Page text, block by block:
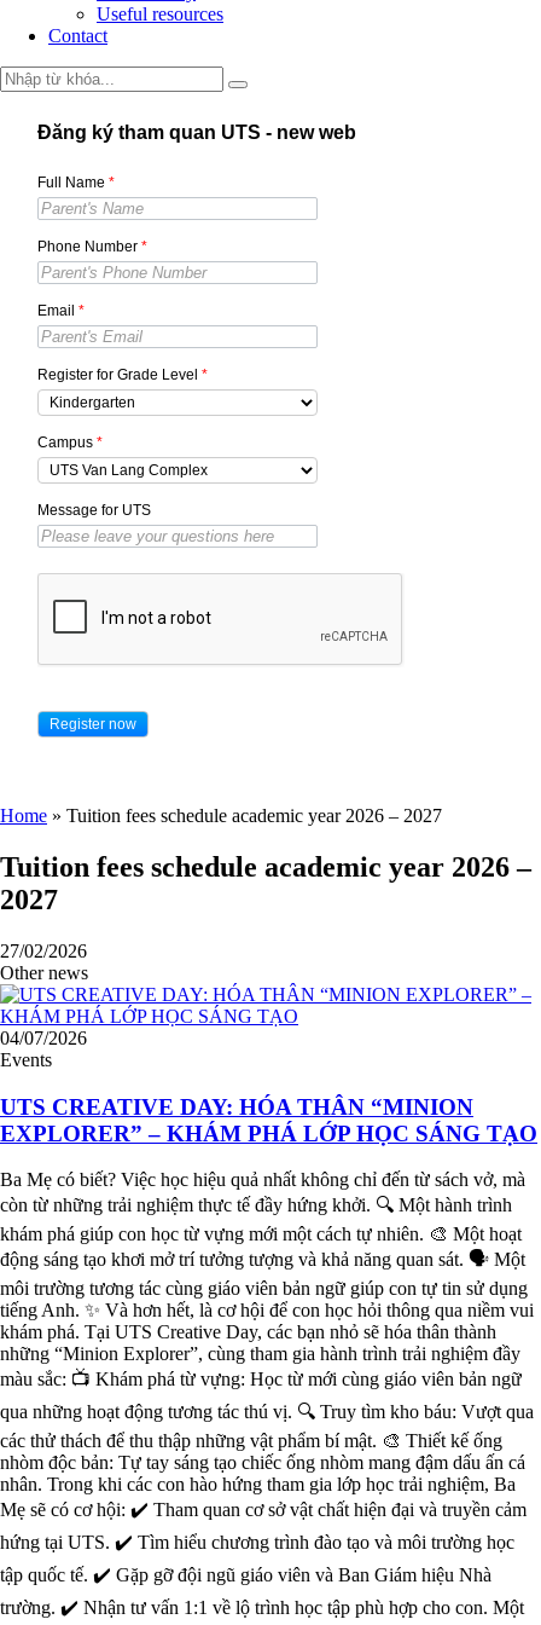
Useful resources
Contact
Đăng ký tham quan UTS - new web
Full Name *
Phone Number *
Email *
Register for Grade Level *
Campus *
Message for UTS
Home » Tuition fees schedule academic year 2026 – 2027
Tuition fees schedule academic year 2026 –
2027
27/02/2026
Other news
04/07/2026
Events
UTS CREATIVE DAY: HÓA THÂN “MINION
EXPLORER” – KHÁM PHÁ LỚP HỌC SÁNG TẠO
Ba Mẹ có biết? Việc học hiệu quả nhất không chỉ đến từ sách vở, mà
còn từ những trải nghiệm thực tế đầy hứng khởi. 🔍 Một hành trình
khám phá giúp con học từ vựng mới một cách tự nhiên. 🎨 Một hoạt
động sáng tạo khơi mở trí tưởng tượng và khả năng quan sát. 🗣️ Một
môi trường tương tác cùng giáo viên bản ngữ giúp con tự tin sử dụng
tiếng Anh. ✨ Và hơn hết, là cơ hội để con học hỏi thông qua niềm vui
khám phá. Tại UTS Creative Day, các bạn nhỏ sẽ hóa thân thành
những “Minion Explorer”, cùng tham gia hành trình trải nghiệm đầy
màu sắc: 📺 Khám phá từ vựng: Học từ mới cùng giáo viên bản ngữ
qua những hoạt động tương tác thú vị. 🔍 Truy tìm kho báu: Vượt qua
các thử thách để thu thập những vật phẩm bí mật. 🎨 Thiết kế ống
nhòm độc bản: Tự tay sáng tạo chiếc ống nhòm mang đậm dấu ấn cá
nhân. Trong khi các con hào hứng tham gia lớp học trải nghiệm, Ba
Mẹ sẽ có cơ hội: ✔️ Tham quan cơ sở vật chất hiện đại và truyền cảm
hứng tại UTS. ✔️ Tìm hiểu chương trình đào tạo và môi trường học
tập quốc tế. ✔️ Gặp gỡ đội ngũ giáo viên và Ban Giám hiệu Nhà
trường. ✔️ Nhận tư vấn 1:1 về lộ trình học tập phù hợp cho con. Một